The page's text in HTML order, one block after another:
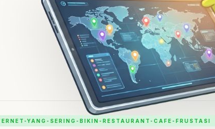
YANG-SERING-BIKIN-RESTAURANT-CAFE-FRUSTASI